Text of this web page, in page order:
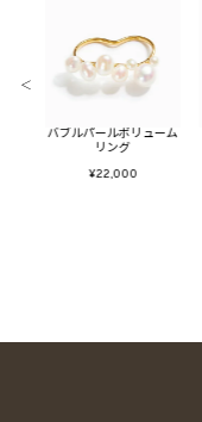
バブルパールボリューム
リング
¥22,000
＜